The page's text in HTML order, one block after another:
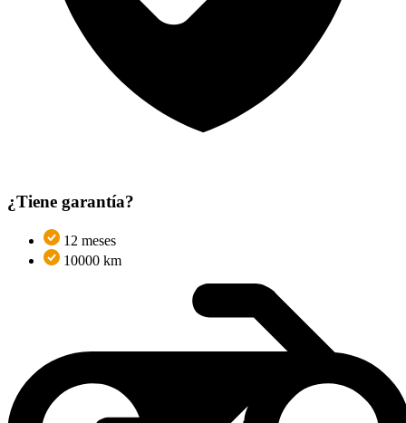
¿Tiene garantía?
12 meses
10000 km